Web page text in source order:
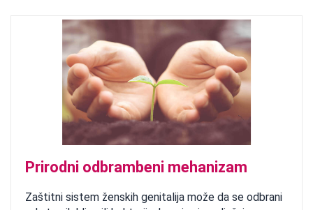
Prirodni odbrambeni mehanizam
Zaštitni sistem ženskih genitalija može da se odbrani